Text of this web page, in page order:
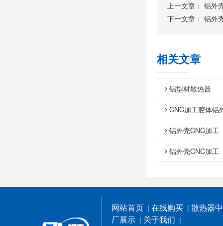
上一文章： 铝外
下一文章： 铝外
相关文章
铝型材散热器
CNC加工腔体铝
铝外壳CNC加工
铝外壳CNC加工
网站首页 | 在线购买 | 散热器
厂展示 | 关于我们 |